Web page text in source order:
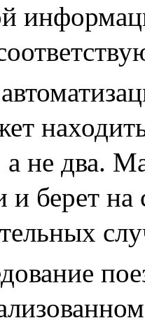
не два.
берет на